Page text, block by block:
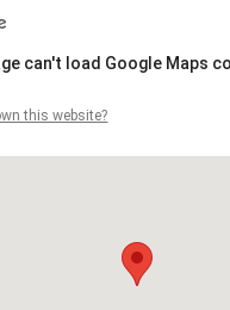
can't load Google Maps
this website?